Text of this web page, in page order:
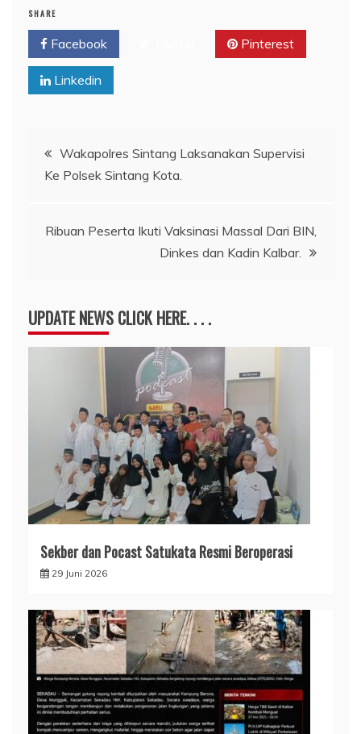
SHARE
Facebook Pinterest
Linkedin
Navigasi
pos
Wakapolres Sintang Laksanakan Supervisi
Ke Polsek Sintang Kota.
Ribuan Peserta Ikuti Vaksinasi Massal Dari BIN,
Dinkes dan Kadin Kalbar.
UPDATE NEWS CLICK HERE. . . .
Sekber dan Pocast Satukata Resmi Beroperasi
29 Juni 2026